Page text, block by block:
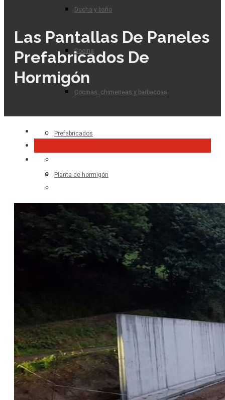
Ducha y baño
Cocina
Cocinas, chimeneas y barbacoas
Prefabricados
Planta de hormigón
Para el profesional
Las Pantallas De Paneles
Prefabricados De
Hormigón